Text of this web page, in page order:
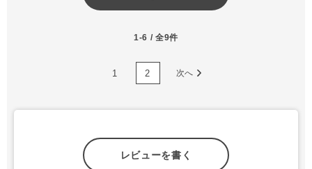
1-6 / 全9件
1 2 次へ
レビューを書く